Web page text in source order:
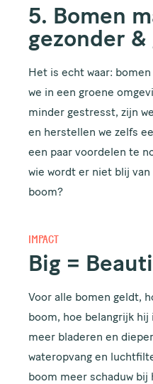
5. Bomen
gezonder
Het is echt waar:
we in een groene
minder gestresst, zijn
en herstellen we zelfs
een paar voordelen te
wie wordt er niet blij
boom?
IMPACT
Big =
Voor alle bomen geldt,
boom, hoe belangrijk hij
meer bladeren en
wateropvang en
boom meer schaduw
op de hoogte blijven van
projecten in
VOORNAAM
ACHTERNAAM
E-MAILADRES
Houd me up to date!